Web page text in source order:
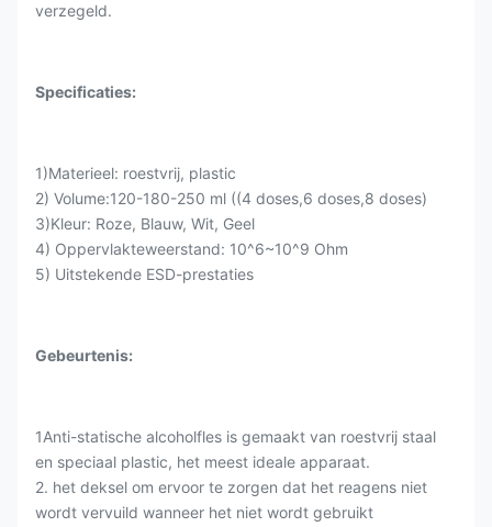
verzegeld.
Specificaties:
1)Materieel: roestvrij, plastic
2) Volume:120-180-250 ml ((4 doses,6 doses,8 doses)
3)Kleur: Roze, Blauw, Wit, Geel
4) Oppervlakteweerstand: 10^6~10^9 Ohm
5) Uitstekende ESD-prestaties
Gebeurtenis:
1Anti-statische alcoholfles is gemaakt van roestvrij staal
en speciaal plastic, het meest ideale apparaat.
2. het deksel om ervoor te zorgen dat het reagens niet
wordt vervuild wanneer het niet wordt gebruikt